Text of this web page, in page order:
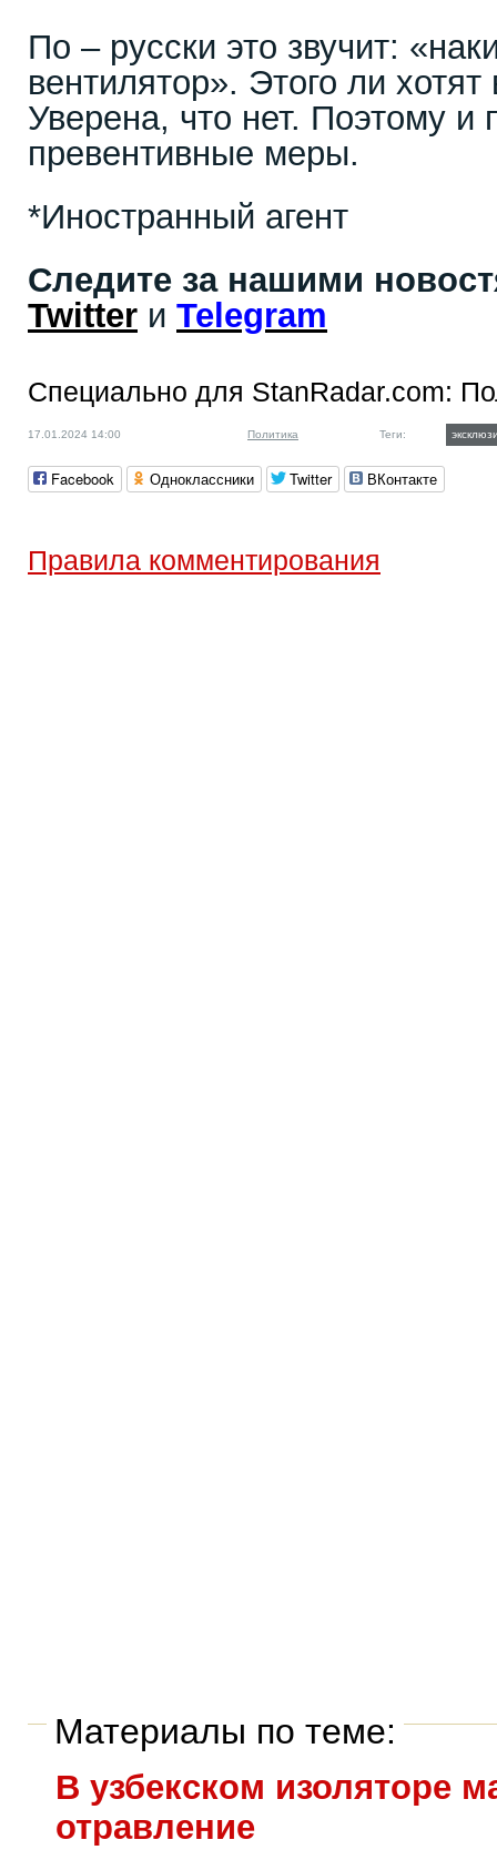
По – русски это звучит:
вентилятор». Этого ли
Уверена, что нет. Поэтому и
превентивные меры.
*Иностранный агент
Следите за нашими
Twitter и Telegram
Специально для StanRadar.com:
17.01.2024 14:00 Политика Теги:
Facebook Одноклассники Twitter ВКонтакте
Правила комментирования
Материалы по теме:
В узбекском изоляторе
отравление